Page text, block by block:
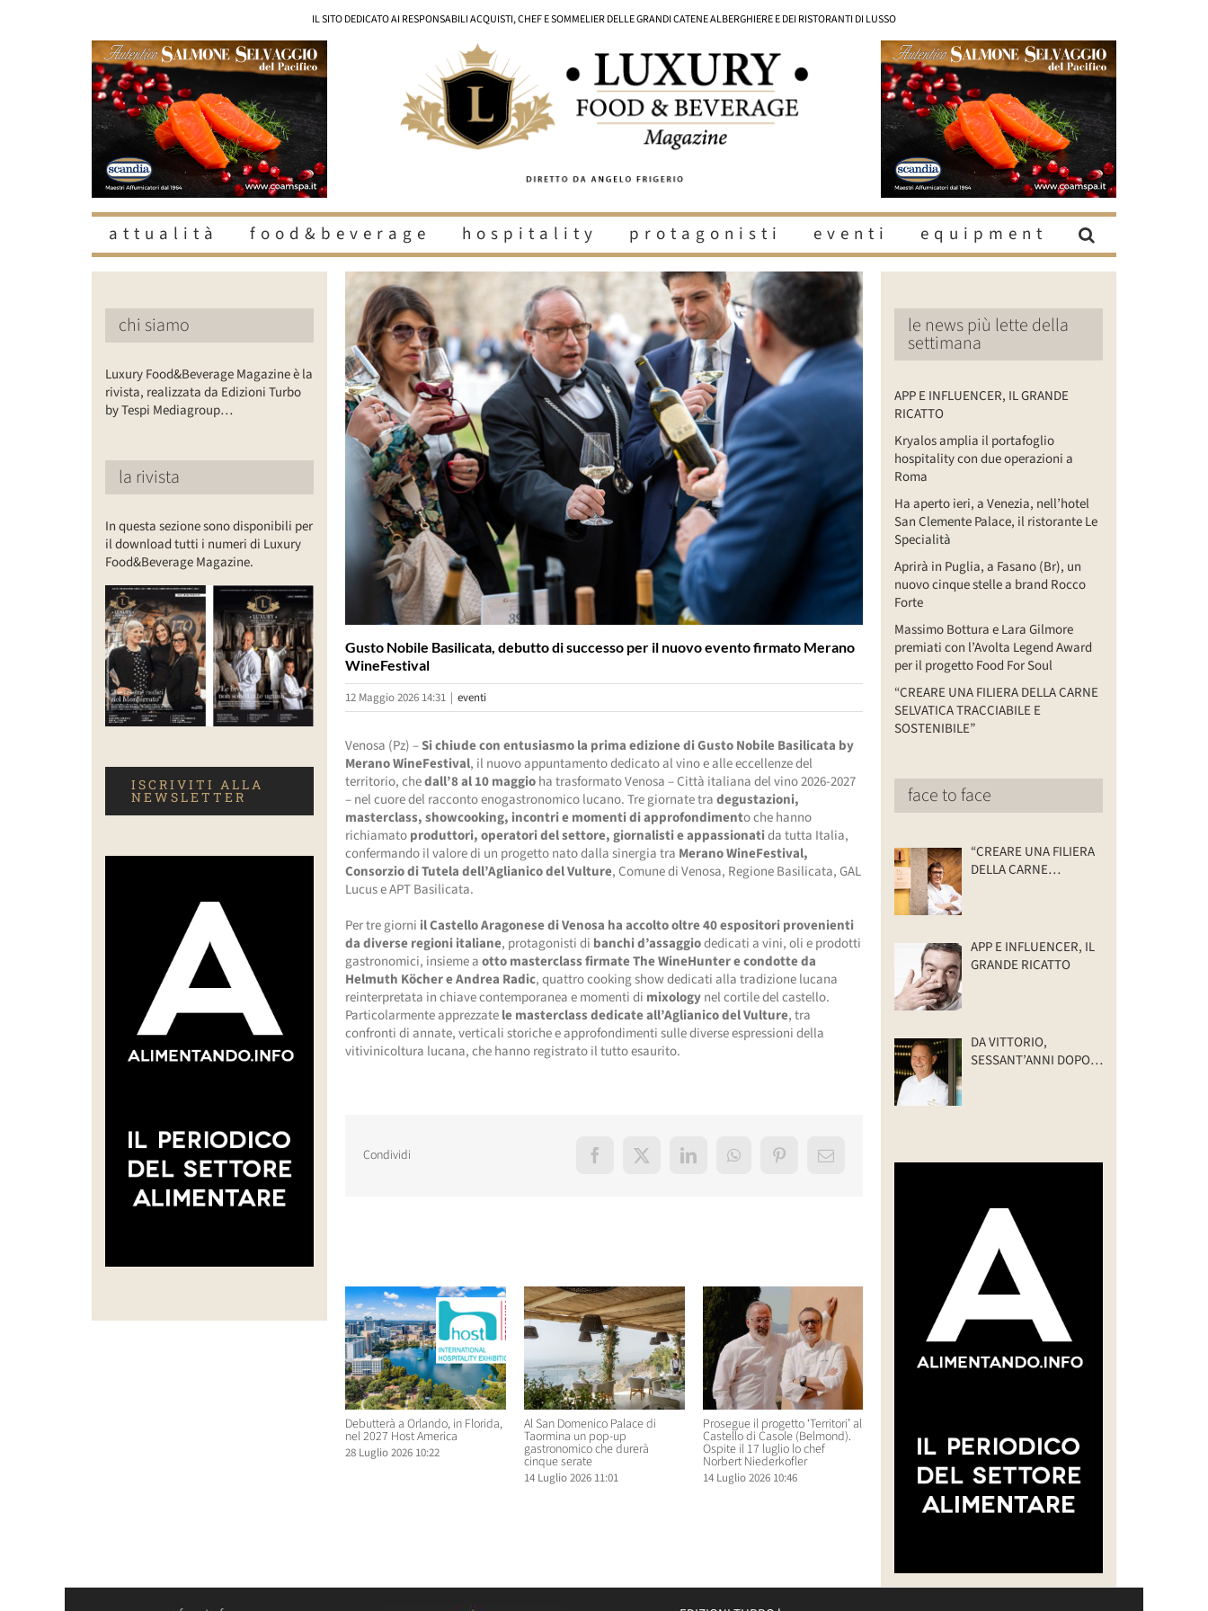
IL SITO DEDICATO AI RESPONSABILI ACQUISTI, CHEF E SOMMELIER DELLE GRANDI CATENE ALBERGHIERE E DEI RISTORANTI DI LUSSO
attualità food&beverage hospitality protagonisti eventi equipment
Ingrandisci
immagine
Gusto Nobile Basilicata, debutto di successo per il nuovo evento firmato Merano
WineFestival
12 Maggio 2026 14:31 | eventi
Venosa (Pz) –Si chiude con entusiasmo la prima edizione di Gusto Nobile Basilicata by
Merano WineFestival, il nuovo appuntamento dedicato al vino e alle eccellenze del
territorio, chedall’8 al 10 maggioha trasformato Venosa – Città italiana del vino 2026-2027
– nel cuore del racconto enogastronomico lucano. Tre giornate tradegustazioni,
masterclass, showcooking, incontri e momenti di approfondimento che hanno
richiamatoproduttori, operatori del settore, giornalisti e appassionatida tutta Italia,
confermando il valore di un progetto nato dalla sinergia tra Merano WineFestival,
Consorzio di Tutela dell’Aglianico del Vulture, Comune di Venosa, Regione Basilicata, GAL
Lucus e APT Basilicata.
Per tre giorni il Castello Aragonese di Venosa ha accolto oltre 40 espositori provenienti
da diverse regioni italiane, protagonisti di banchi d’assaggiodedicati a vini, oli e prodotti
gastronomici, insieme aotto masterclass firmate The WineHunter e condotte da
Helmuth Köcher e Andrea Radic, quattro cooking show dedicati alla tradizione lucana
reinterpretata in chiave contemporanea e momenti di mixologynel cortile del castello.
Particolarmente apprezzatele masterclass dedicate all’Aglianico del Vulture, tra
confronti di annate, verticali storiche e approfondimenti sulle diverse espressioni della
vitivinicoltura lucana, che hanno registrato il tutto esaurito.
Condividi Facebook
X LinkedInWhatsAppPinterestEmail
Debutterà a Orlando, in Florida,
nel 2027 Host America
28 Luglio 2026 10:22
Al San Domenico Palace di
Taormina un pop-up
gastronomico che durerà
cinque serate
14 Luglio 2026 11:01
Prosegue il progetto ‘Territori’ al
Castello di Casole (Belmond).
Ospite il 17 luglio lo chef
Norbert Niederkofler
14 Luglio 2026 10:46
nel 2027 Host America
28 Luglio 2026 10:22
Taormina un pop-up
gastronomico che durerà
cinque serate
14 Luglio 2026 11:01
chi siamo
Luxury Food&Beverage Magazine è la
rivista, realizzata da Edizioni Turbo
by Tespi Mediagroup…
la rivista
In questa sezione sono disponibili per
il download tutti i numeri di Luxury
Food&Beverage Magazine.
ISCRIVITI ALLA
NEWSLETTER
le news più lette della
settimana
APP E INFLUENCER, IL GRANDE
RICATTO
Kryalos amplia il portafoglio
hospitality con due operazioni a
Roma
Ha aperto ieri, a Venezia, nell’hotel
San Clemente Palace, il ristorante Le
Specialità
Aprirà in Puglia, a Fasano (Br), un
nuovo cinque stelle a brand Rocco
Forte
Massimo Bottura e Lara Gilmore
premiati con l’Avolta Legend Award
per il progetto Food For Soul
“CREARE UNA FILIERA DELLA CARNE
SELVATICA TRACCIABILE E
SOSTENIBILE”
face to face
“CREARE UNA FILIERA
DELLA CARNE
APP E INFLUENCER, IL
GRANDE RICATTO
DA VITTORIO,
SESSANT’ANNI DOPO: